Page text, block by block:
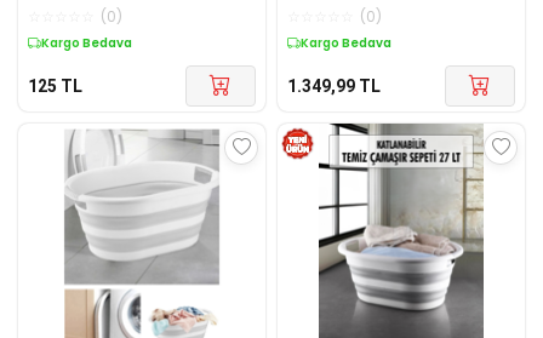
(0)
Kargo Bedava
125 TL
(0)
Kargo Bedava
1.349,99 TL